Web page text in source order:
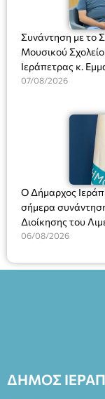
Συνάντηση με το
Μουσικού
Ιεράπετρας κ.
Διευθύντριας του
07/08/2026
Ο Δήμαρχος
σήμερα
Διοίκησης του
Ακτοφυλακής
06/08/2026
ΔΗΜΟΣ